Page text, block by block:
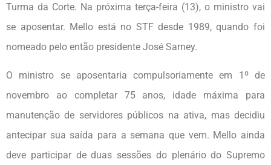
Turma da Corte. Na próxima terça-feira (13), o ministro vai
se aposentar. Mello está no STF desde 1989, quando foi
nomeado pelo então presidente José Sarney.
O ministro se aposentaria compulsoriamente em 1º de
novembro ao completar 75 anos, idade máxima para
manutenção de servidores públicos na ativa, mas decidiu
antecipar sua saída para a semana que vem. Mello ainda
deve participar de duas sessões do plenário do Supremo